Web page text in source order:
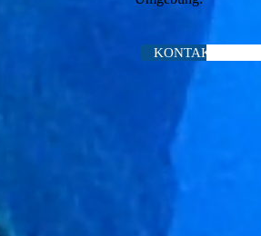
KONTAK­TIEREN